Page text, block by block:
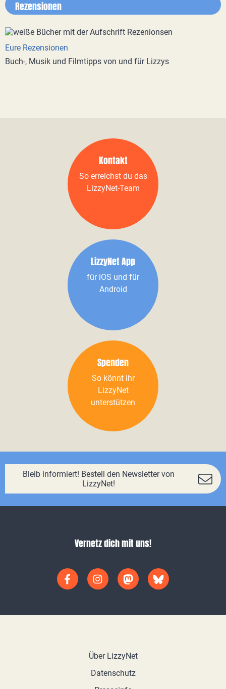
Rezensionen
Eure Rezensionen
Buch-, Musik und Filmtipps von und für Lizzys
Kontakt
So erreichst du das
LizzyNet-Team
LizzyNet App
für iOS und für
Android
Spenden
So könnt ihr
LizzyNet
unterstützen
Bleib informiert! Bestell den Newsletter von
LizzyNet!
Vernetz dich mit uns!
Über LizzyNet
Datenschutz